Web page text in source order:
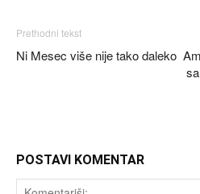
Prethodni tekst
Ni Mesec više nije tako daleko
POSTAVI KOMENTAR